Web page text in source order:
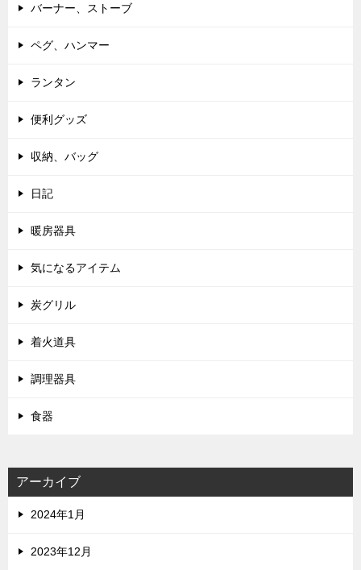
バーナー、ストーブ
ペグ、ハンマー
ランタン
便利グッズ
収納、バッグ
日記
暖房器具
気になるアイテム
炭グリル
着火道具
調理器具
食器
アーカイブ
2024年1月
2023年12月